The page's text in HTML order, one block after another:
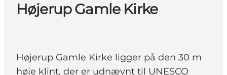
Højerup Gamle Kirke
Højerup Gamle Kirke ligger på den 30 m
høje klint, der er udnævnt til UNESCO